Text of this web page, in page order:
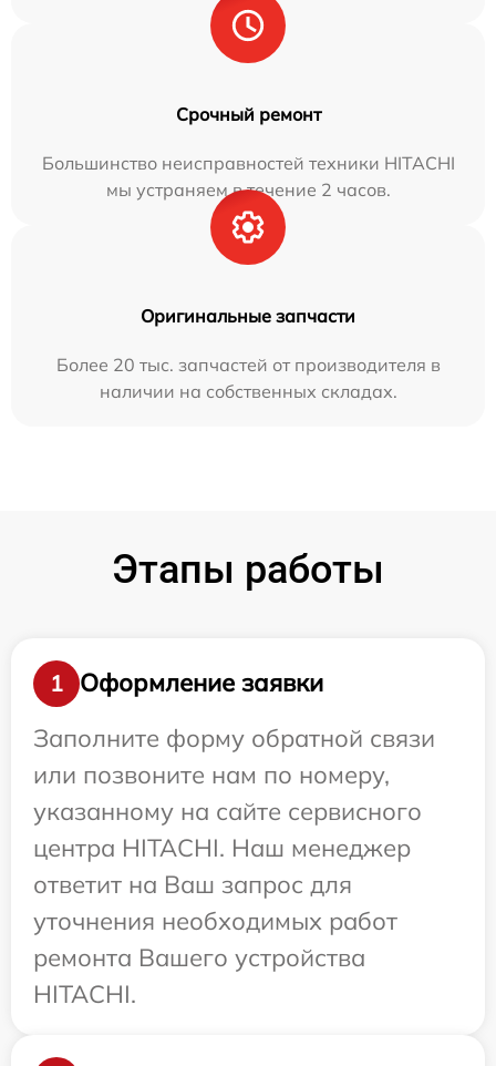
Срочный ремонт
Большинство неисправностей техники HITACHI
мы устраняем в течение 2 часов.
Оригинальные запчасти
Более 20 тыс. запчастей от производителя в
наличии на собственных складах.
Этапы работы
1
Оформление заявки
Заполните форму обратной связи
или позвоните нам по номеру,
указанному на сайте сервисного
центра HITACHI. Наш менеджер
ответит на Ваш запрос для
уточнения необходимых работ
ремонта Вашего устройства
HITACHI.